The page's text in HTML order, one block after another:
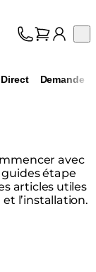
Demande
avec
étape
articles utiles
l’installation.